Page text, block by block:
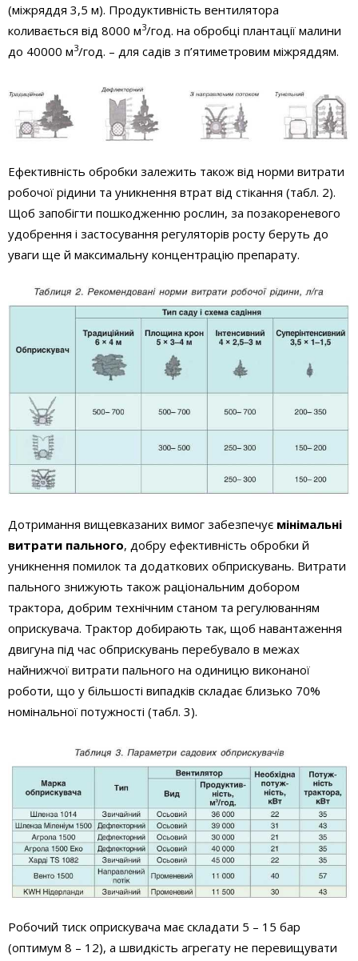
(міжряддя 3,5 м). Продуктивність вентилятора
коливається від 8000 м3/год. на обробці плантації малини
до 40000 м3/год. – для садів з п’ятиметровим міжряддям.
Ефективність обробки залежить також від норми витрати
робочої рідини та уникнення втрат від стікання (табл. 2).
Щоб запобігти пошкодженню рослин, за позакореневого
удобрення і застосування регуляторів росту беруть до
уваги ще й максимальну концентрацію препарату.
Дотримання вищевказаних вимог забезпечує мінімальні
витрати пального, добру ефективність обробки й
уникнення помилок та додаткових обприскувань. Витрати
пального знижують також раціональним добором
трактора, добрим технічним станом та регулюванням
оприскувача. Трактор добирають так, щоб навантаження
двигуна під час обприскувань перебувало в межах
найнижчої витрати пального на одиницю виконаної
роботи, що у більшості випадків складає близько 70%
номінальної потужності (табл. 3).
Робочий тиск оприскувача має складати 5 – 15 бар
(оптимум 8 – 12), а швидкість агрегату не перевищувати